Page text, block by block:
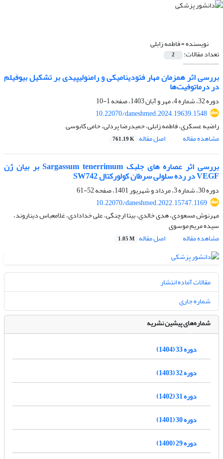
نویسنده =فاطمه زابلی
تعداد مقالات: 2
بررسی اثر همزمان مهار فتودینامیکی و رامنولیپیدی بر تشکیل بیوفیلم
در درماتوفیت‌ها
دوره 32، شماره 4، مهر و آبان 1403، صفحه
1-10
10.22070/daneshmed.2024.19639.1548
راضیه عسکری، فاطمه زابلی، حمیدرضا پردلی، حامی کابوسی
مشاهده مقاله
اصل مقاله 761.19 K
بررسی اثر عصاره های جلبک Sargassum tenerrimum بر بیان ژن
VEGF در رده سلولی سرطان کولورکتال SW742
دوره 30، شماره 3، مرداد و شهریور 1401، صفحه
52-61
10.22070/daneshmed.2022.15747.1169
مهرنوش مسعودی، هدی خالدی، بیتا ارچنگی، علی خدادادی، غلامعباس دیناروند،
سیده مریم موسوی
مشاهده مقاله
اصل مقاله 1.05 M
مقالات آماده انتشار
شماره جاری
شماره‌های پیشین نشریه
دوره 33 (1404)
دوره 32 (1403)
دوره 31 (1402)
دوره 30 (1401)
دوره 29 (1400)